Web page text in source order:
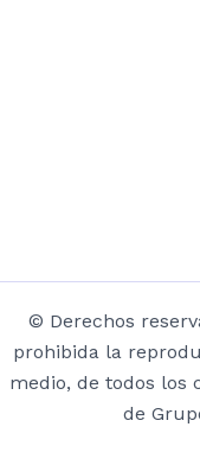
© Derechos
prohibida la
medio, de todos los
de